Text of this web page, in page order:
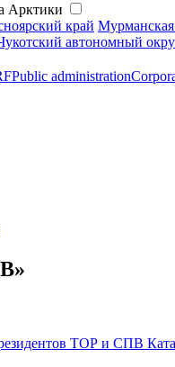
Арктики
край Мурманская
автономный
Public administration